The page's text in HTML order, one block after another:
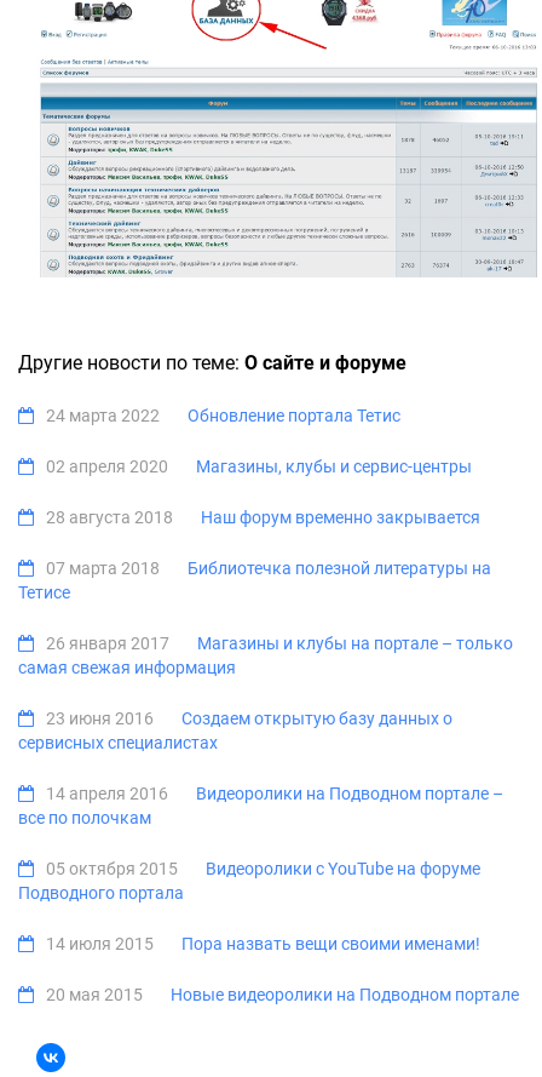
Другие новости по теме: О сайте и форуме
24 марта 2022 Обновление портала Тетис
02 апреля 2020 Магазины, клубы и сервис-центры
28 августа 2018 Наш форум временно закрывается
07 марта 2018
Библиотечка полезной литературы на
Тетисе
26 января 2017
Магазины и клубы на портале – только
самая свежая информация
23 июня 2016
Создаем открытую базу данных о
сервисных специалистах
14 апреля 2016
Видеоролики на Подводном портале –
все по полочкам
05 октября 2015
Видеоролики с YouTube на форуме
Подводного портала
14 июля 2015 Пора назвать вещи своими именами!
20 мая 2015 Новые видеоролики на Подводном портале